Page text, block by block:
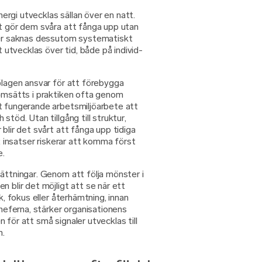
utvecklas sällan över en natt.
gör dem svåra att fånga upp utan
saknas dessutom systematiskt
över tid, både på individ-
ansvar för att förebygga
i praktiken ofta genom
arbetsmiljöarbete att
stöd. Utan tillgång till struktur,
det svårt att fånga upp tidiga
insatser riskerar att komma först
Genom att följa mönster i
blir det möjligt att se när ett
fokus eller återhämtning, innan
stärker organisationens
för att små signaler utvecklas till